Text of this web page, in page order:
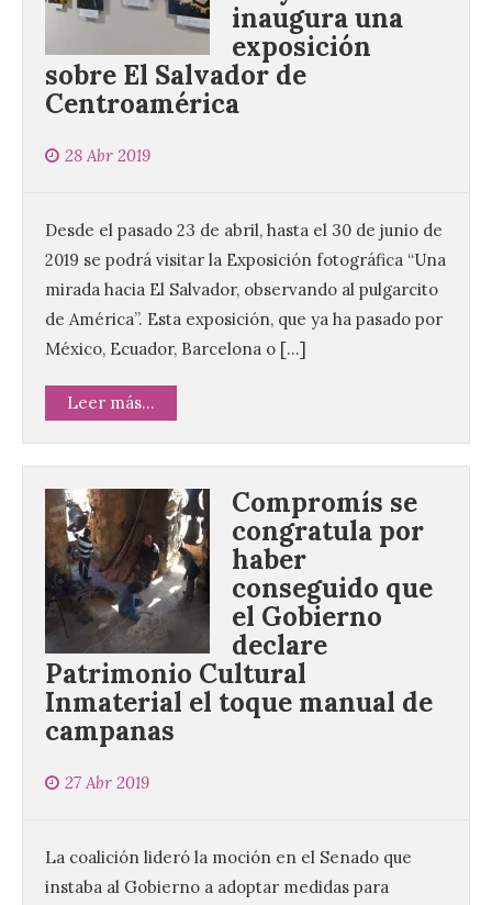
inaugura una
exposición
sobre El Salvador de
Centroamérica
28 Abr 2019
Desde el pasado 23 de abril, hasta el 30 de junio de
2019 se podrá visitar la Exposición fotográfica “Una
mirada hacia El Salvador, observando al pulgarcito
de América”. Esta exposición, que ya ha pasado por
México, Ecuador, Barcelona o […]
Leer más...
Compromís se
congratula por
haber
conseguido que
el Gobierno
declare
Patrimonio Cultural
Inmaterial el toque manual de
campanas
27 Abr 2019
La coalición lideró la moción en el Senado que
instaba al Gobierno a adoptar medidas para